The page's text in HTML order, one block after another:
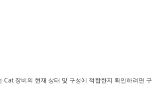
장비의 현재 상태 및 구성에 적합한지 확인하려면